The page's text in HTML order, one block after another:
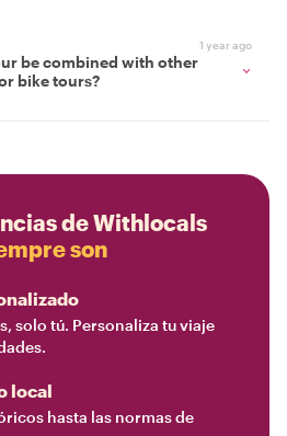
1 year ago
be combined with other
bike tours?
de Withlocals
son
solo tú. Personaliza tu viaje
local
hasta las normas de